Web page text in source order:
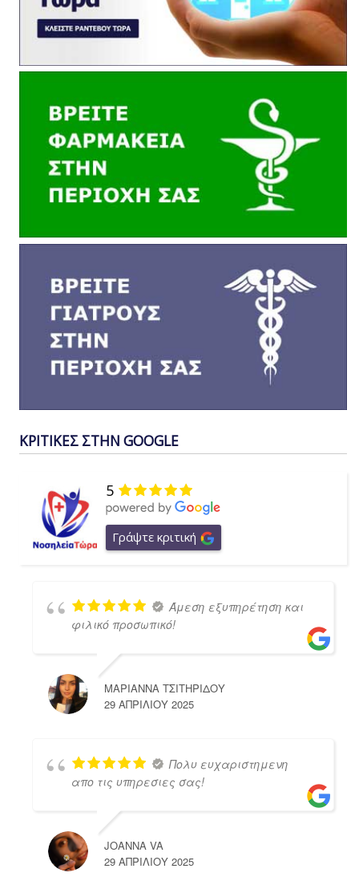
ΚΡΙΤΙΚΕΣ ΣΤΗΝ GOOGLE
5
Γράψτε κριτική
Άμεση εξυπηρέτηση και
φιλικό προσωπικό!
ΜΑΡΙΑΝΝΑ ΤΣΙΤΗΡΙΔΟΥ
29 ΑΠΡΙΛΊΟΥ 2025
Πολυ ευχαριστημενη
απο τις υπηρεσιες σας!
JOANNA VA
29 ΑΠΡΙΛΊΟΥ 2025